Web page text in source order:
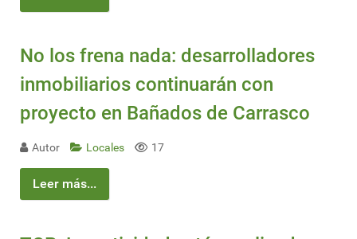
No los frena nada: desarrolladores
inmobiliarios continuarán con
proyecto en Bañados de Carrasco
Autor Locales 17
Leer más...